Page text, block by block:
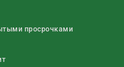
просрочками